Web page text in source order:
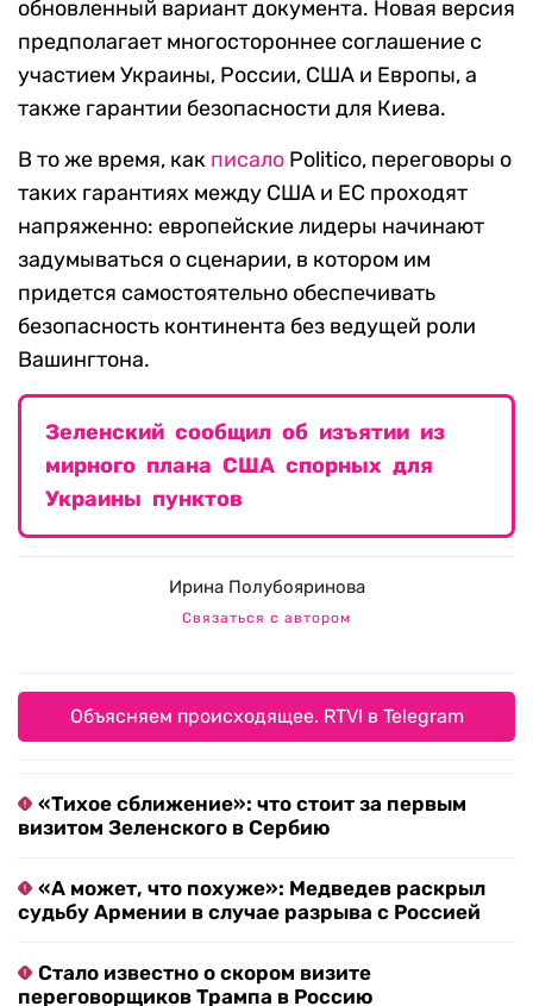
обновленный вариант документа. Новая версия
предполагает многостороннее соглашение с
участием Украины, России, США и Европы, а
также гарантии безопасности для Киева.
В то же время, как писало Politico, переговоры о
таких гарантиях между США и ЕС проходят
напряженно: европейские лидеры начинают
задумываться о сценарии, в котором им
придется самостоятельно обеспечивать
безопасность континента без ведущей роли
Вашингтона.
Зеленский сообщил об изъятии из
мирного плана США спорных для
Украины пунктов
Ирина Полубояринова
Связаться с автором
Объясняем происходящее. RTVI в Telegram
«Тихое сближение»: что стоит за первым
визитом Зеленского в Сербию
«А может, что похуже»: Медведев раскрыл
судьбу Армении в случае разрыва с Россией
Стало известно о скором визите
переговорщиков Трампа в Россию